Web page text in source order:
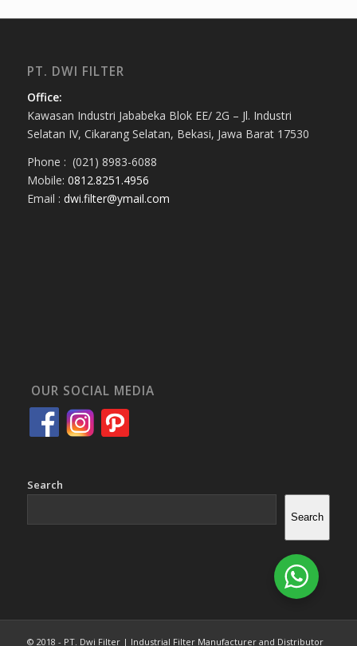
PT. DWI FILTER
Office:
Kawasan Industri Jababeka Blok EE/ 2G – Jl. Industri
Selatan IV, Cikarang Selatan, Bekasi, Jawa Barat 17530
Phone : (021) 8983-6088
Mobile: 0812.8251.4956
Email : dwi.filter@ymail.com
OUR SOCIAL MEDIA
Search
Search
© 2018 - PT. Dwi Filter | Industrial Filter Manufacturer and Distributor